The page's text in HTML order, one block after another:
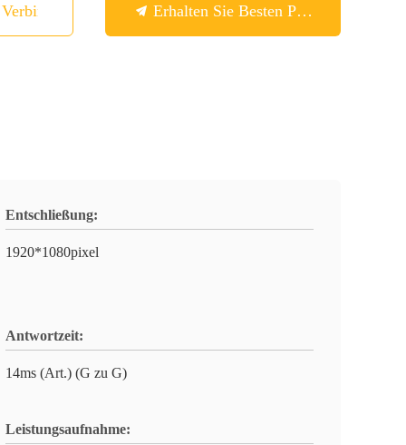
Erhalten Sie Besten Preis
Entschließung:
1920*1080pixel
Antwortzeit:
14ms (Art.) (G zu G)
Leistungsaufnahme: